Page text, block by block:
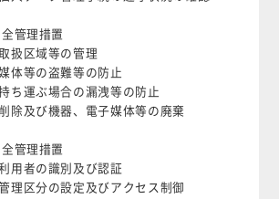
全管理措置
扱区域等の管理
体等の盗難等の防止
ち運ぶ場合の漏洩等の防止
除及び機器、電子媒体等の廃棄
全管理措置
用者の識別及び認証
理区分の設定及びアクセス制御